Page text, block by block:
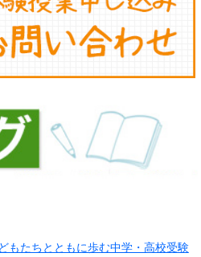
もたちとともに歩む中学・高校受験